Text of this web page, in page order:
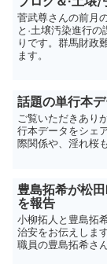
菅武尊さんの前月
と·土壌汚染進行
りです。群馬財政
ます。
話題の単行本
ご覧いただきあり
行本データをシェ
際関係や、淫れ桜
豊島拓希が松
を報告
小柳拓人と豊島拓
治安をお伝えしま
職員の豊島拓希さ